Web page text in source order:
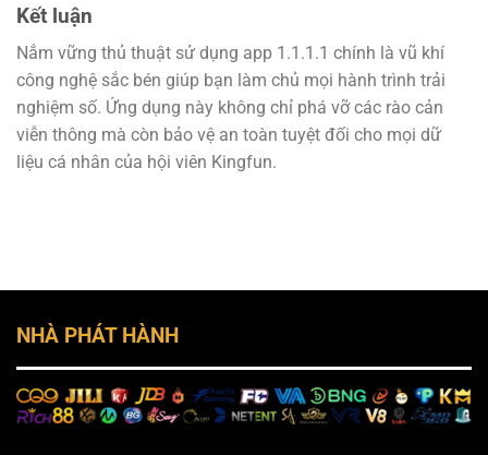
Kết luận
Nắm vững thủ thuật sử dụng app 1.1.1.1 chính là vũ khí
công nghệ sắc bén giúp bạn làm chủ mọi hành trình trải
nghiệm số. Ứng dụng này không chỉ phá vỡ các rào cản
viễn thông mà còn bảo vệ an toàn tuyệt đối cho mọi dữ
liệu cá nhân của hội viên Kingfun.
NHÀ PHÁT HÀNH